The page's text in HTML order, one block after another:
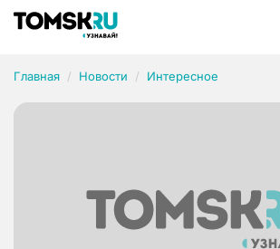
Главная Новости Интересное